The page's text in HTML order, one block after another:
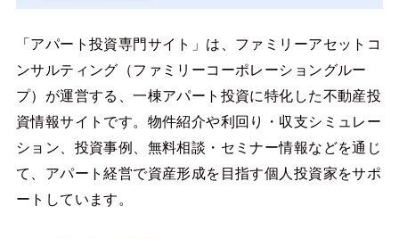
「アパート投資専門サイト」は、ファミリーアセットコ
ンサルティング（ファミリーコーポレーショングルー
プ）が運営する、一棟アパート投資に特化した不動産投
資情報サイトです。物件紹介や利回り・収支シミュレー
ション、投資事例、無料相談・セミナー情報などを通じ
て、アパート経営で資産形成を目指す個人投資家をサポ
ートしています。